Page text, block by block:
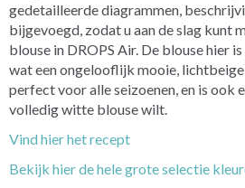
gedetailleerde diagrammen,
bijgevoegd, zodat u aan de slag kunt
blouse in DROPS Air. De blouse hier
wat een ongelooflijk mooie, lichtbeige
perfect voor alle seizoenen, en is ook
volledig witte blouse wilt.
Vind hier het recept
Bekijk hier de hele grote selectie